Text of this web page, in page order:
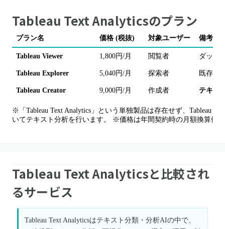
Tableau Text Analyticsのプラン
プラン名 価格 (税抜) 対象ユーザー 備考
Tableau Viewer 1,800円/月 閲覧者 ダッシ
Tableau Explorer 5,040円/月 探索者 既存の
Tableau Creator 9,000円/月 作成者 テキス
※「Tableau Text Analytics」という単独製品は存在せず、Tableau
いてテキスト分析を行います。 ※価格は年間契約時の月額換算例
Tableau Text Analyticsと比較され
るサービス
Tableau Text Analyticsはテキスト分類・分析AIの中で、